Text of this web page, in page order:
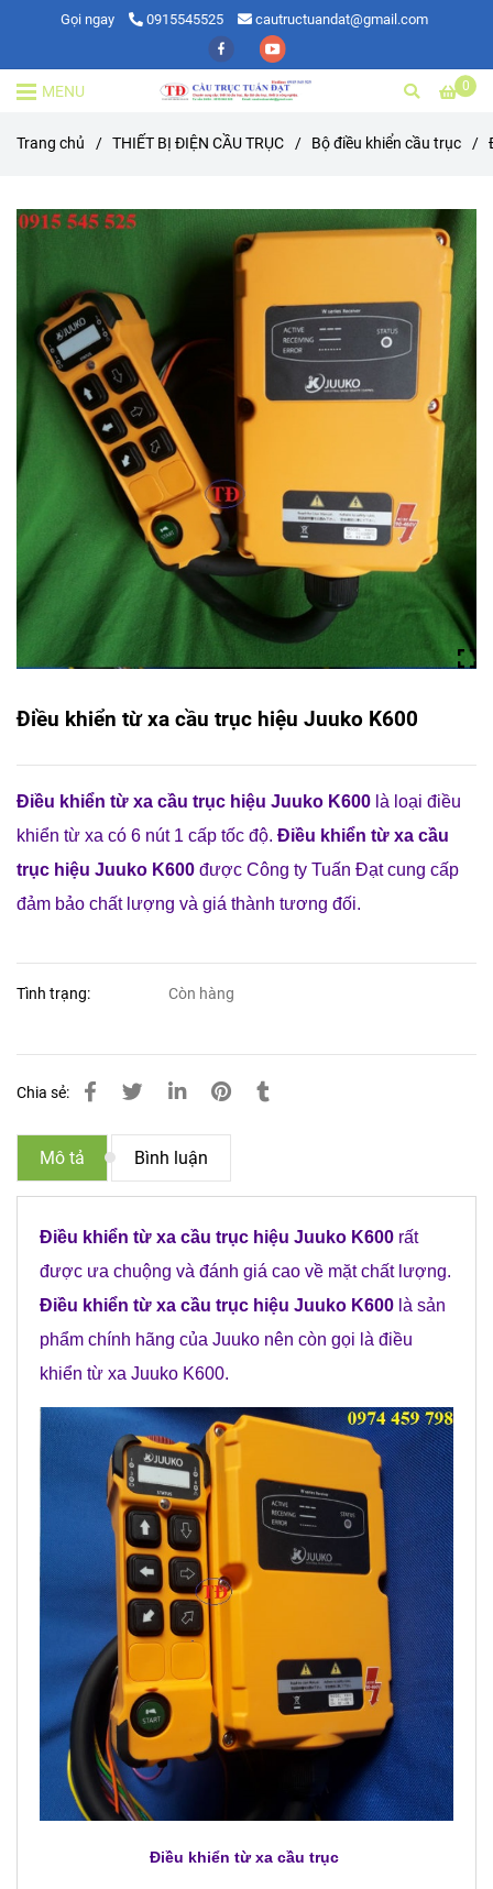
Gọi ngay 0915545525 cautructuandat@gmail.com
0
MENU
Trang chủ / THIẾT BỊ ĐIỆN CẦU TRỤC / Bộ điều khiển cầu trục /
Điều khiển từ xa cầu trục hiệu Juuko K600
Điều khiển từ xa cầu trục hiệu Juuko K600 là loại điều
khiển từ xa có 6 nút 1 cấp tốc độ. Điều khiển từ xa cầu
trục hiệu Juuko K600 được Công ty Tuấn Đạt cung cấp
đảm bảo chất lượng và giá thành tương đối.
Tình trạng: Còn hàng
Chia sẻ:
Mô tả Bình luận
Điều khiển từ xa cầu trục hiệu Juuko K600 rất
được ưa chuộng và đánh giá cao về mặt chất lượng.
Điều khiển từ xa cầu trục hiệu Juuko K600 là sản
phẩm chính hãng của Juuko nên còn gọi là điều
khiển từ xa Juuko K600.
Điều khiển từ xa cầu trục